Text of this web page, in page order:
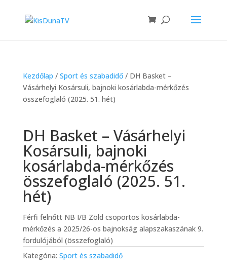
Kezdőlap / Sport és szabadidő/ DH Basket –
Vásárhelyi Kosársuli, bajnoki kosárlabda-mérkőzés
összefoglaló (2025. 51. hét)
DH Basket – Vásárhelyi
Kosársuli, bajnoki
kosárlabda-mérkőzés
összefoglaló (2025. 51.
hét)
Férfi felnőtt NB I/B Zöld csoportos kosárlabda-
mérkőzés a 2025/26-os bajnokság alapszakaszának 9.
fordulójából (összefoglaló)
Kategória: Sport és szabadidő